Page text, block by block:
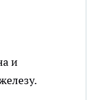
и